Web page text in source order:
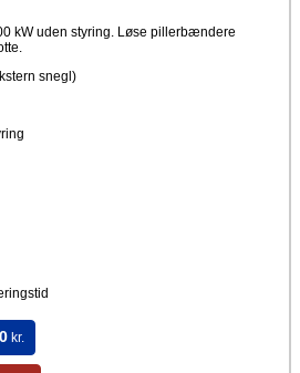
kW uden styring. Løse pillerbændere
snegl)
kr.